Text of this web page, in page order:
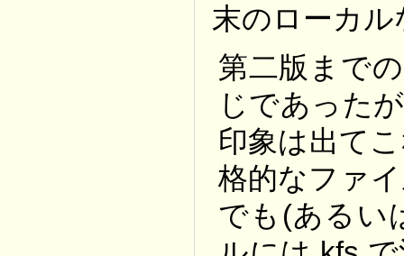
末のローカ
第二版まで
じであった
印象は出て
格的なファ
でも(あるい